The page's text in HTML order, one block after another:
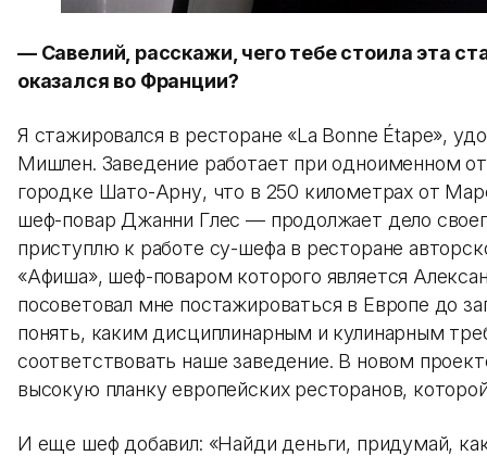
— Савелий, расскажи, чего тебе стоила эта
оказался во Франции?
Я стажировался в ресторане «La Bonne Étape»,
Мишлен. Заведение работает при одноименном
городке Шато-Арну, что в 250 километрах от
шеф-повар Джанни Глес — продолжает дело
приступлю к работе су-шефа в ресторане
«Афиша», шеф-поваром которого является
посоветовал мне постажироваться в Европе до
понять, каким дисциплинарным и кулинарным
соответствовать наше заведение. В новом
высокую планку европейских ресторанов,
И еще шеф добавил: «Найди деньги, придумай,